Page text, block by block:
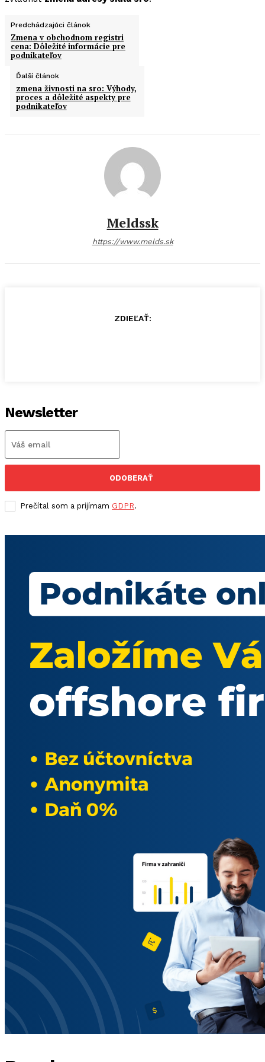
Predchádzajúci článok
Zmena v obchodnom registri
cena: Dôležité informácie pre
podnikateľov
Ďalší článok
zmena živnosti na sro: Výhody,
proces a dôležité aspekty pre
podnikateľov
Meldssk
https://www.melds.sk
ZDIEĽAŤ:
Newsletter
ODOBERAŤ
Prečítal som a prijímam GDPR.